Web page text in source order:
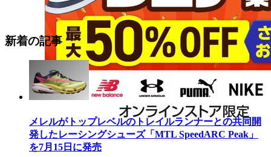
新着の記事
メレルがトップレベルのトレイルランナーとの共同開
発したレーシングシューズ「MTL SpeedARC Peak」
を7月15日に発売